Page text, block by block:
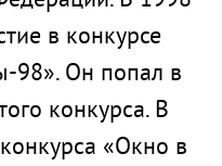
в конкурсе
98». Он попал в
конкурса. В
«Окно в